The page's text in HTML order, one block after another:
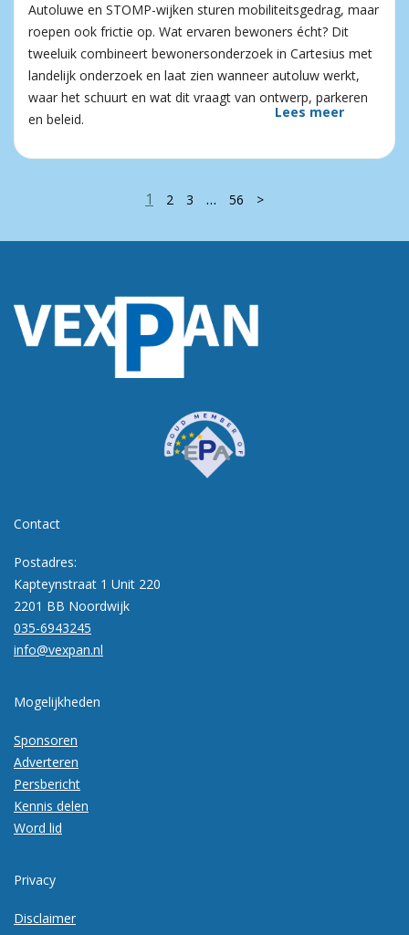
Autoluwe en STOMP-wijken sturen mobiliteitsgedrag, maar
roepen ook frictie op. Wat ervaren bewoners écht? Dit
tweeluik combineert bewonersonderzoek in Cartesius met
landelijk onderzoek en laat zien wanneer autoluw werkt,
waar het schuurt en wat dit vraagt van ontwerp, parkeren
en beleid.
Lees meer
1 2 3 … 56 >
Contact
Postadres:
Kapteynstraat 1 Unit 220
2201 BB Noordwijk
035-6943245
info@vexpan.nl
Mogelijkheden
Sponsoren
Adverteren
Persbericht
Kennis delen
Word lid
Privacy
Disclaimer